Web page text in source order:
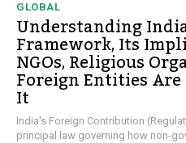
GLOBAL
Understanding
Framework, Its
NGOs, Religious
Foreign Entities
It
India's Foreign Contribution
principal law governing how non-